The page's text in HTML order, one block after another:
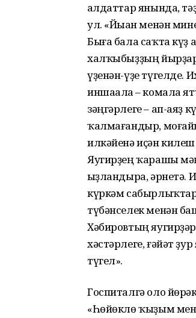
һалдаттар янында,
ул. «Йыһан менән
Быға бала саҡта
халҡыбыҙҙың
үҙенән-үҙе түгелде.
иншаалаһ – комала
зәңгәрлеге – ап-аяҙ
ҡалмағандыр,
илкәйенә иҫән
Яугирҙең ҡарашы
һыҙландыра, әрнетә.
күркәм сабырлыҡтар
түбәнселек менән
Хәбировтың
хәстәрлеге, ғәйәт
түгел».
Госпиталгә оло
«Һөйөклө ҡыҙым